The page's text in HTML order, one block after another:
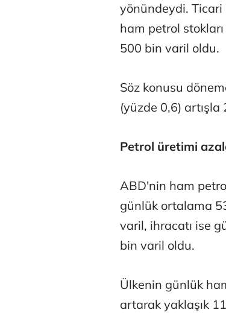
yönündeydi.
ham petrol
500 bin varil oldu.
Söz konusu
(yüzde 0,6)
Petrol üretimi
ABD'nin ham
günlük ortalama
varil, ihracatı ise
bin varil oldu.
Ülkenin günlük
artarak yaklaşık